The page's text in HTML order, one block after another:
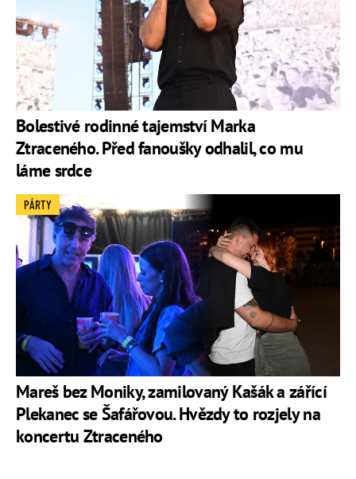
Bolestivé rodinné tajemství Marka
Ztraceného. Před fanoušky odhalil, co mu
láme srdce
Mareš bez Moniky, zamilovaný Kašák a zářící
Plekanec se Šafářovou. Hvězdy to rozjely na
koncertu Ztraceného
PÁRTY